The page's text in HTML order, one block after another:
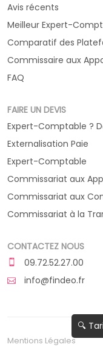
Avis récents
Meilleur Expert-
Comparatif des
Commissaire aux
FAQ
FAIRE UN DEVIS
Expert-Comptable ?
Externalisation Paie
Expert-Comptable
Commissariat aux
Commissariat aux
Commissariat à la
CONTACTEZ NOUS
09.72.52.27.00
info@findeo.fr
🔍
Mentions Légales